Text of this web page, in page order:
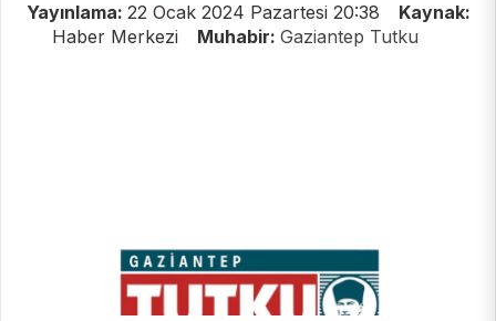
Yayınlama: 22 Ocak 2024 Pazartesi 20:38
Kaynak:
Haber Merkezi
Muhabir: Gaziantep Tutku